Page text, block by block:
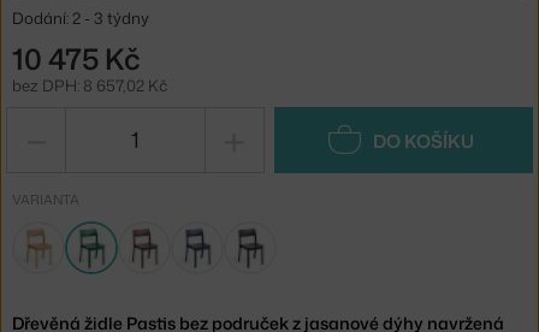
Dodání: 2 - 3 týdny
10 475 Kč
bez DPH: 8 657,02 Kč
DO KOŠÍKU
VARIANTA
Dřevěná židle Pastis bez područek z jasanové dýhy navržená